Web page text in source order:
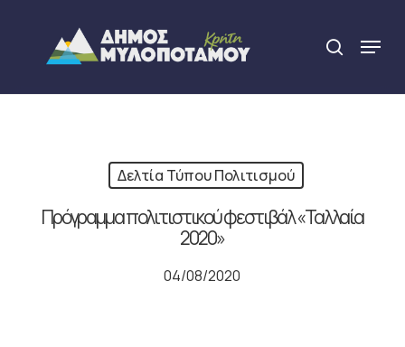
content
search
Menu
Δελτία Τύπου Πολιτισμού
Πρόγραμμα πολιτιστικού φεστιβάλ «Ταλλαία
2020»
04/08/2020
Close